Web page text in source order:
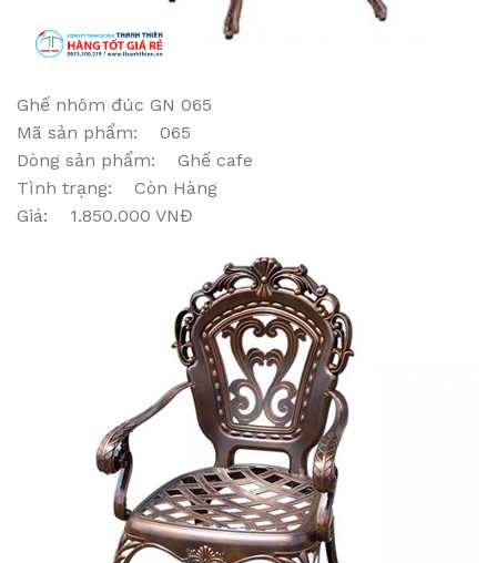
Ghế nhôm đúc GN 065
Mã sản phẩm: 065
Dòng sản phẩm: Ghế cafe
Tình trạng: Còn Hàng
Giá: 1.850.000 VNĐ